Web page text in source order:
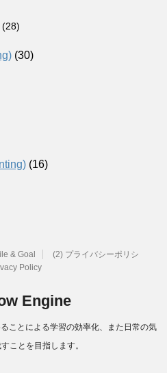
(28)
(30)
(16)
& Goal
(2) プライバシーポリシ
Policy
Engine
ことによる学習の効率化、また日常の気
ことを目指します。